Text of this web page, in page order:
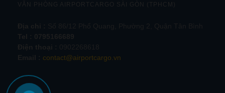
VĂN PHÒNG AIRPORTCARGO SÀI GÒN (TPHCM)
contact@airportcargo.vn